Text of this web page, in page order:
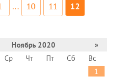
... 10 11 12
Ноябрь 2020
»
Ср Чт Пт Сб
Вс
1